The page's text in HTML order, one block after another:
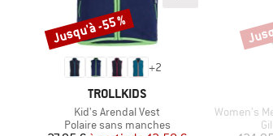
+2
MARQUE
TROLLKIDS
Article
Kid's Arendal Vest
Product group
Polaire sans manches
Remise
Jusqu'à -55 %
Article
Women's